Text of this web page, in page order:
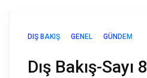
DIŞ BAKIŞ GENEL GÜNDEM
Dış Bakış-Sayı 8